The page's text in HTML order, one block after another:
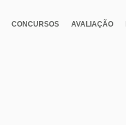
CONCURSOS AVALIAÇÃO